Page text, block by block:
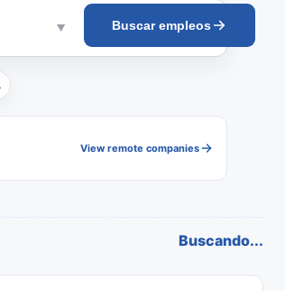
Buscar empleos
View remote companies
Buscando...